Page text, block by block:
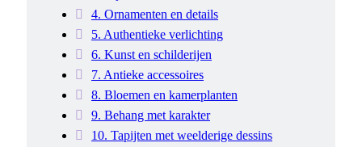
4. Ornamenten en details
5. Authentieke verlichting
6. Kunst en schilderijen
7. Antieke accessoires
8. Bloemen en kamerplanten
9. Behang met karakter
10. Tapijten met weelderige dessins